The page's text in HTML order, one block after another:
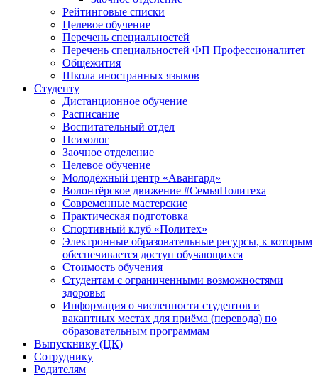
Рейтинговые списки
Целевое обучение
Перечень специальностей
Перечень специальностей ФП Профессионалитет
Общежития
Школа иностранных языков
Студенту
Дистанционное обучение
Расписание
Воспитательный отдел
Психолог
Заочное отделение
Целевое обучение
Молодёжный центр «Авангард»
Волонтёрское движение #СемьяПолитеха
Современные мастерские
Практическая подготовка
Спортивный клуб «Политех»
Электронные образовательные ресурсы, к которым
обеспечивается доступ обучающихся
Стоимость обучения
Студентам с ограниченными возможностями
здоровья
Информация о численности студентов и
вакантных местах для приёма (перевода) по
образовательным программам
Выпускнику (ЦК)
Сотруднику
Родителям